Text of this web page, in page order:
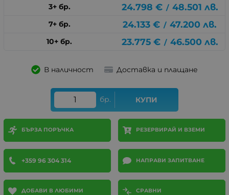
3+ бр. 24.798 € / 48.501 лв.
7+ бр. 24.133 € / 47.200 лв.
10+ бр. 23.775 € / 46.500 лв.
В наличност Доставка и плащане
бр. КУПИ
БЪРЗА ПОРЪЧКА РЕЗЕРВИРАЙ И ВЗЕМИ
+359 96 304 314 НАПРАВИ ЗАПИТВАНЕ
ДОБАВИ В ЛЮБИМИ СРАВНИ